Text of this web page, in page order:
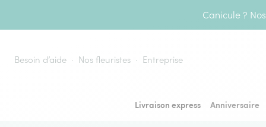
Canicule ?
Besoin d’aide Nos fleuristes Entreprise
Livraison express Anniversaire